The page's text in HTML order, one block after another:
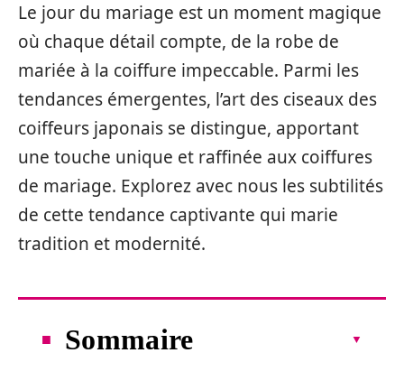
Le jour du mariage est un moment magique
où chaque détail compte, de la robe de
mariée à la coiffure impeccable. Parmi les
tendances émergentes, l’art des ciseaux des
coiffeurs japonais se distingue, apportant
une touche unique et raffinée aux coiffures
de mariage. Explorez avec nous les subtilités
de cette tendance captivante qui marie
tradition et modernité.
Sommaire